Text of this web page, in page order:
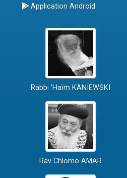
Application Android
Rabbi 'Haïm KANIEWSKI
Rav Chlomo AMAR